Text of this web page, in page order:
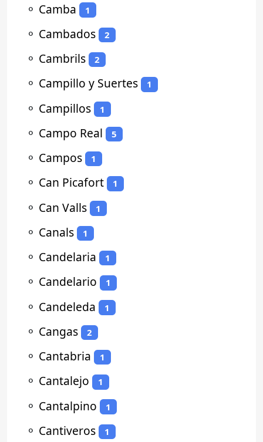
⚬ Camba 1
⚬ Cambados 2
⚬ Cambrils 2
⚬ Campillo y Suertes 1
⚬ Campillos 1
⚬ Campo Real 5
⚬ Campos 1
⚬ Can Picafort 1
⚬ Can Valls 1
⚬ Canals 1
⚬ Candelaria 1
⚬ Candelario 1
⚬ Candeleda 1
⚬ Cangas 2
⚬ Cantabria 1
⚬ Cantalejo 1
⚬ Cantalpino 1
⚬ Cantiveros 1